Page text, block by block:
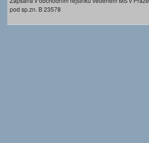
pod sp.zn. B 23578